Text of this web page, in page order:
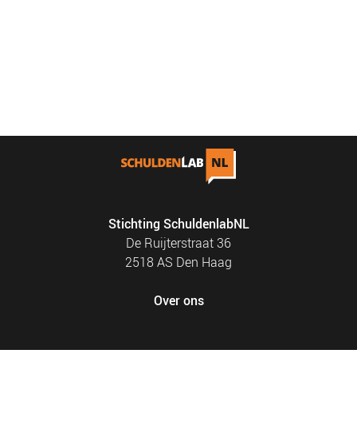
Stichting SchuldenlabNL
De Ruijterstraat 36
2518 AS Den Haag
Over ons